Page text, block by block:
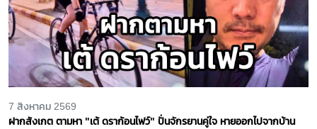
7 สิงหาคม 2569
ฝากสังเกต ตามหา "เต้ ดราก้อนไฟว์" ปั่นจักรยานคู่ใจ หายออกไปจากบ้าน